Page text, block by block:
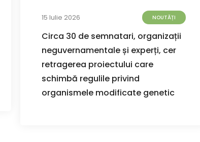
15 Iulie 2026 NOUTĂȚI
Circa 30 de semnatari, organizații
neguvernamentale și experți, cer
retragerea proiectului care
schimbă regulile privind
organismele modificate genetic